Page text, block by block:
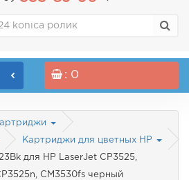
: 0
Картриджи для цветных HP
для HP LaserJet CP3525,
CM3530fs черный